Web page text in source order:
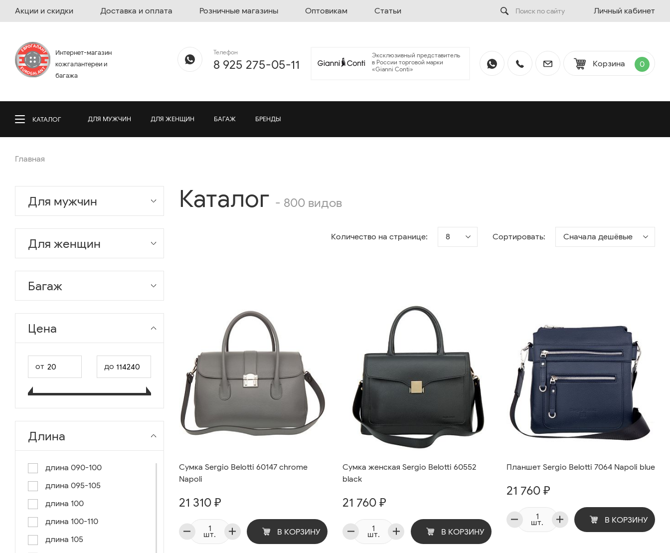
Акции и скидки Доставка и оплата Розничные магазины Оптовикам Статьи Личный кабинет
Интернет-магазин
кожгалантереи и
багажа
Телефон
8 925 275-05-11
Эксклюзивный представитель
в России торговой марки
«Gianni Conti»
Корзина 0
КАТАЛОГ ДЛЯ МУЖЧИН ДЛЯ ЖЕНЩИН БАГАЖ БРЕНДЫ
Главная
Для мужчин
Для женщин
Багаж
Цена
от до
Длина
длина 090-100
длина 095-105
длина 100
длина 100-110
длина 105
Каталог - 800 видов
Количество на странице: 8 Сортировать: Сначала дешёвые
Cумка Sergio Belotti 60147 chrome
Napoli
21 310 ₽
шт. В КОРЗИНУ
Cумка женская Sergio Belotti 60552
black
21 760 ₽
шт. В КОРЗИНУ
Планшет Sergio Belotti 7064 Napoli blue
21 760 ₽
шт. В КОРЗИНУ